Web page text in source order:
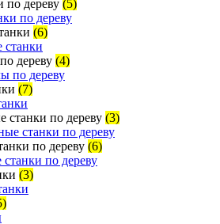
по дереву (5)
(6)
дереву (4)
(7)
станки по дереву (3)
по дереву (6)
(3)